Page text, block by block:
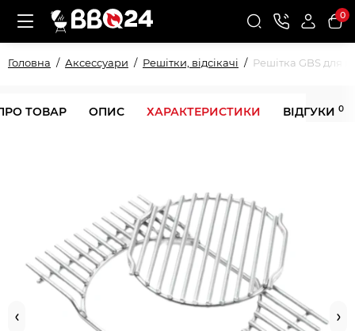
0
Головна Аксессуари Решітки, відсікачі Решітка GBS для
ТОВАР ОПИС ХАРАКТЕРИСТИКИ ВІДГУКИ 0